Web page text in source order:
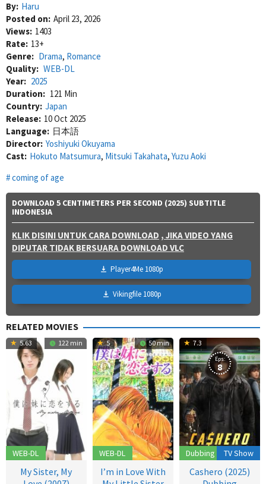
By: Haru
Posted on: April 23, 2026
Views: 1403
Rate: 13+
Genre: Drama, Romance
Quality: WEB-DL
Year: 2025
Duration: 121 Min
Country: Japan
Release: 10 Oct 2025
Language: 日本語
Director: Yoshiyuki Okuyama
Cast: Hokuto Matsumura, Mitsuki Takahata, Yuzu Aoki
coming of age
DOWNLOAD 5 CENTIMETERS PER SECOND (2025) SUBTITLE
INDONESIA
KLIK DISINI UNTUK CARA DOWNLOAD , JIKA VIDEO YANG
DIPUTAR TIDAK BERSUARA DOWNLOAD VLC
Player4Me 1080p
Vikingfile 1080p
RELATED MOVIES
5.63 122 min
WEB-DL
My Sister, My
5 50 min
WEB-DL
I’m in Love With
7.3
Dubbing
Eps:
8
TV Show
Cashero (2025)